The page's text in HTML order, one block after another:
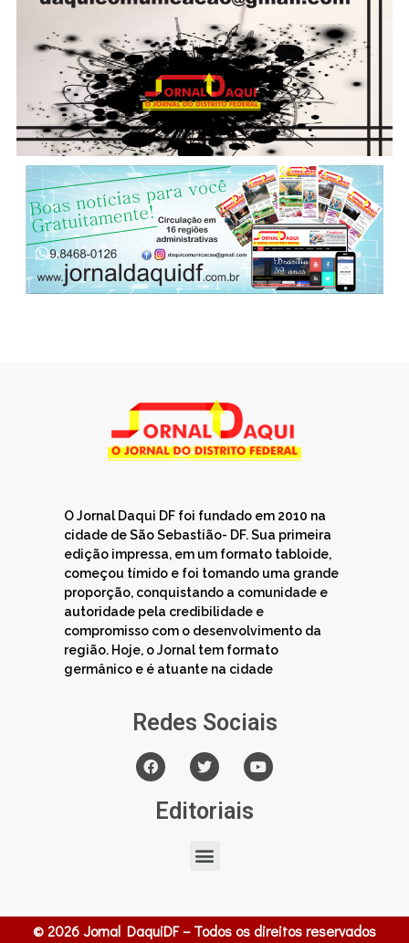
O Jornal Daqui DF foi fundado em 2010 na
cidade de São Sebastião- DF. Sua primeira
edição impressa, em um formato tabloide,
começou tímido e foi tomando uma grande
proporção, conquistando a comunidade e
autoridade pela credibilidade e
compromisso com o desenvolvimento da
região. Hoje, o Jornal tem formato
germânico e é atuante na cidade
Redes Sociais
Editoriais
© 2026 Jornal DaquiDF – Todos os direitos reservados